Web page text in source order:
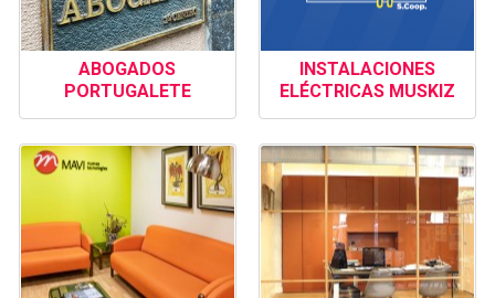
ABOGADOS
PORTUGALETE
INSTALACIONES
ELÉCTRICAS MUSKIZ